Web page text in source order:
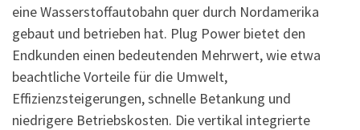
eine Wasserstoffautobahn quer durch Nordamerika
gebaut und betrieben hat. Plug Power bietet den
Endkunden einen bedeutenden Mehrwert, wie etwa
beachtliche Vorteile für die Umwelt,
Effizienzsteigerungen, schnelle Betankung und
niedrigere Betriebskosten. Die vertikal integrierte